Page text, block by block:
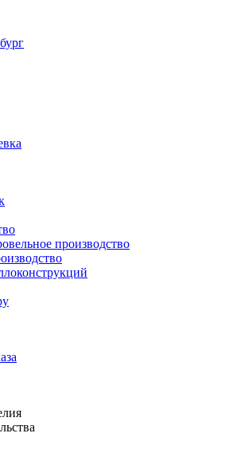
производство